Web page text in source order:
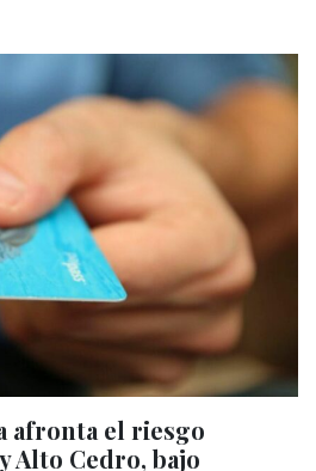
afronta el riesgo
Alto Cedro, bajo